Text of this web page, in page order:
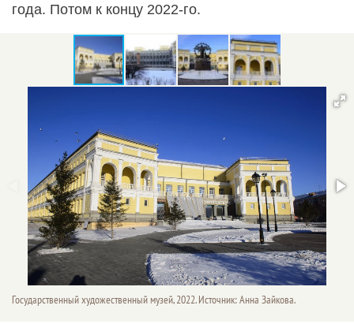
года. Потом к концу 2022-го.
Государственный художественный музей, 2022. Источник: Анна Зайкова.